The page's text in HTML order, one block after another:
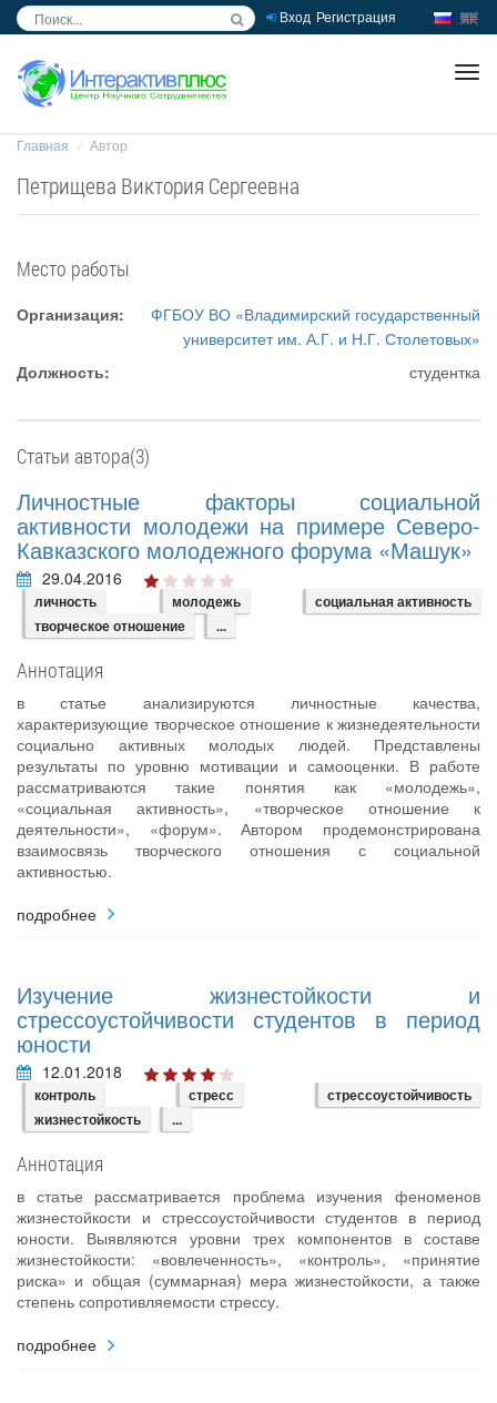
Вход Регистрация
Главная Автор
Петрищева Виктория Сергеевна
Место работы
Организация:
ФГБОУ ВО «Владимирский государственный
университет им. А.Г. и Н.Г. Столетовых»
Должность:
студентка
Статьи автора(3)
Личностные факторы социальной
активности молодежи на примере Северо-
Кавказского молодежного форума «Машук»
29.04.2016
личность молодежь
социальная активность
творческое отношение
...
Аннотация
в статье анализируются личностные качества,
характеризующие творческое отношение к жизнедеятельности
социально активных молодых людей. Представлены
результаты по уровню мотивации и самооценки. В работе
рассматриваются такие понятия как «молодежь»,
«социальная активность», «творческое отношение к
деятельности», «форум». Автором продемонстрирована
взаимосвязь творческого отношения с социальной
активностью.
подробнее
Изучение жизнестойкости и
стрессоустойчивости студентов в период
юности
12.01.2018
контроль стресс
стрессоустойчивость
жизнестойкость
...
Аннотация
в статье рассматривается проблема изучения феноменов
жизнестойкости и стрессоустойчивости студентов в период
юности. Выявляются уровни трех компонентов в составе
жизнестойкости: «вовлеченность», «контроль», «принятие
риска» и общая (суммарная) мера жизнестойкости, а также
степень сопротивляемости стрессу.
подробнее